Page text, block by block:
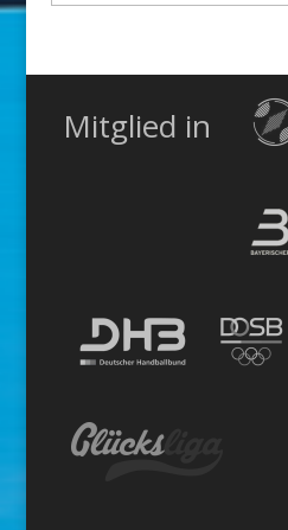
Kategorie
Mitglied in